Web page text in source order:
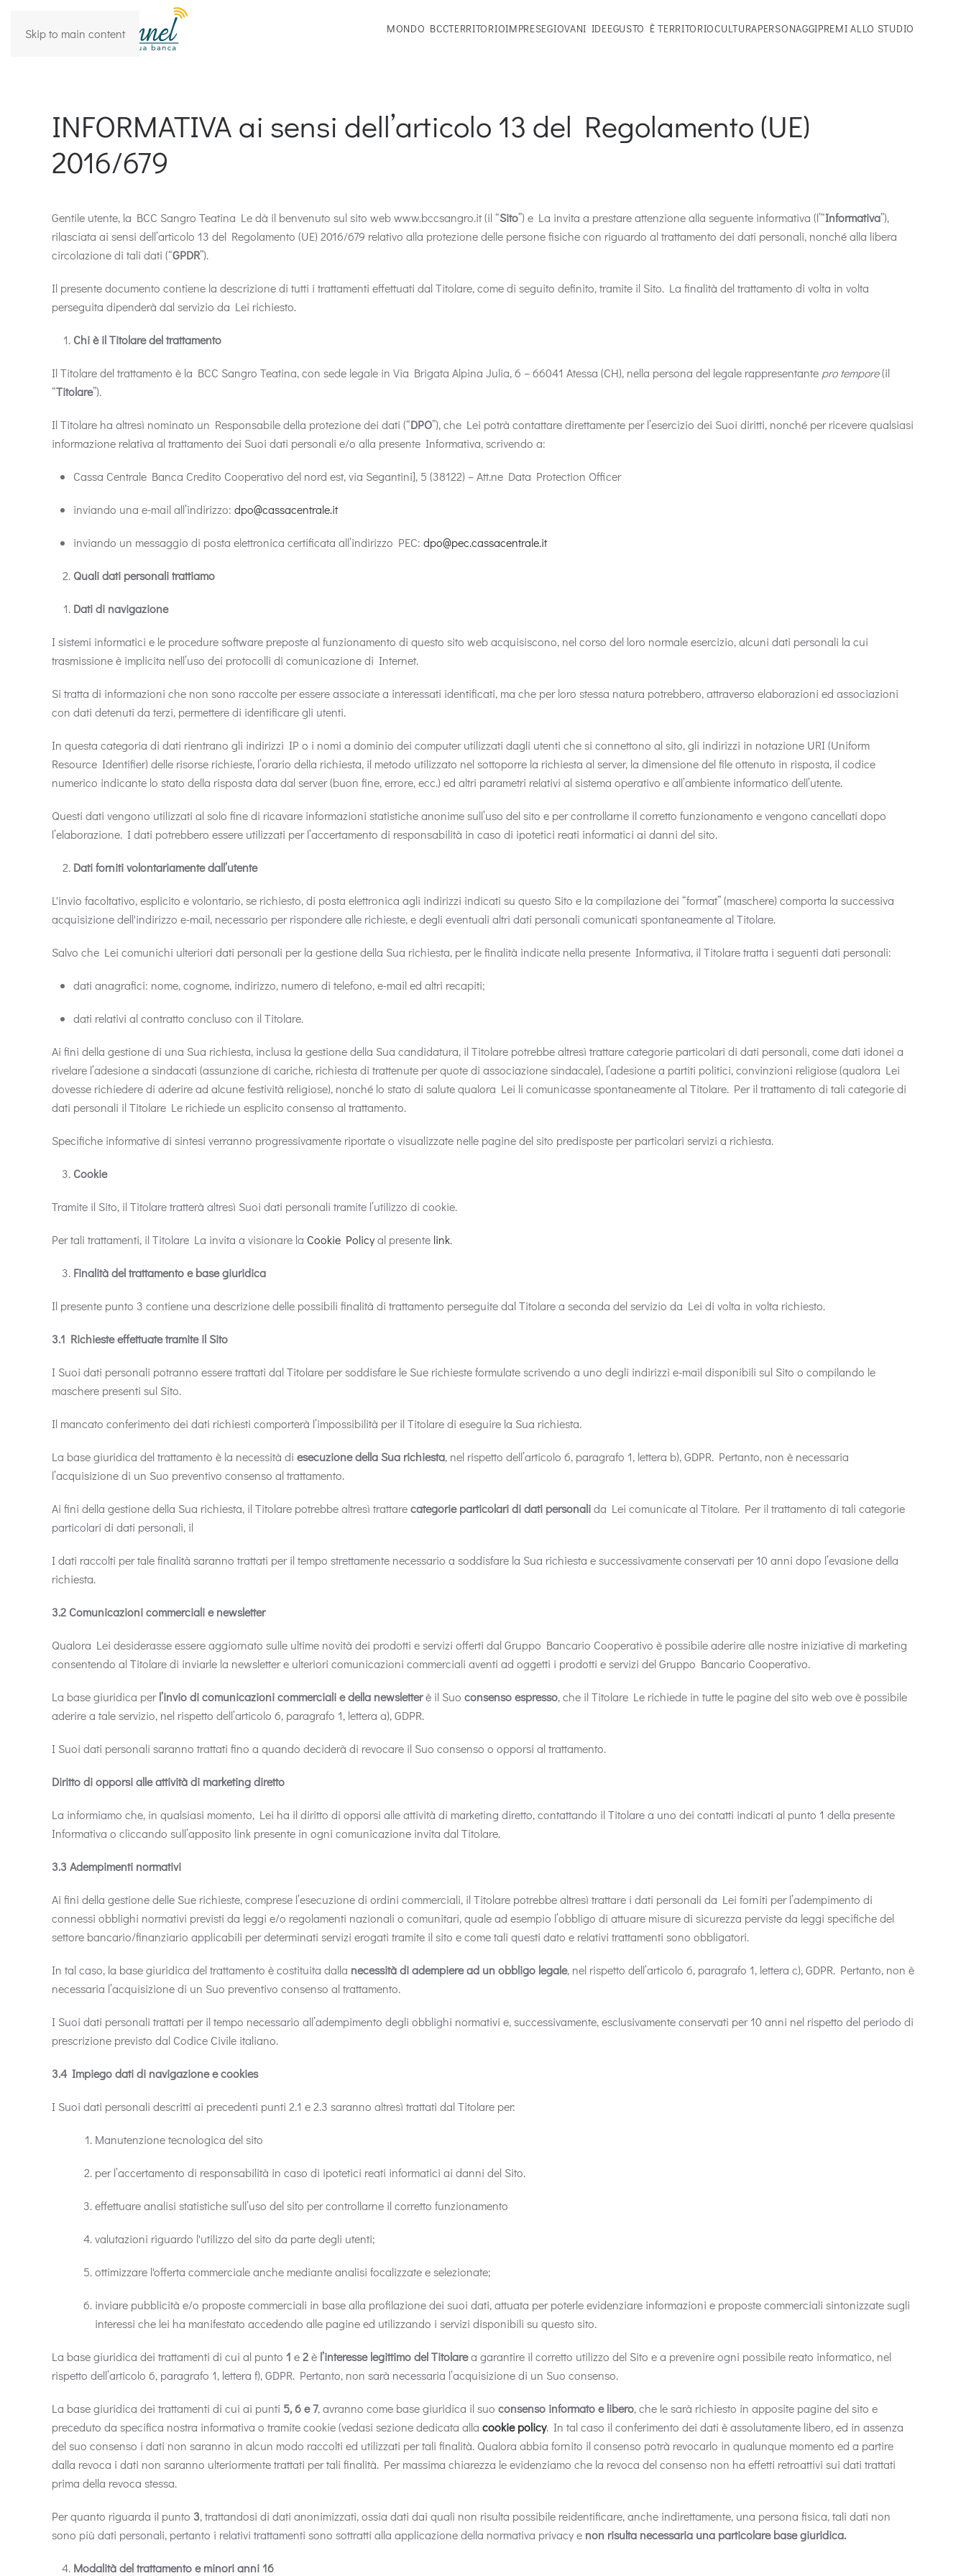
Skip to main content MONDO BCCTERRITORIOIMPRESEGIOVANI IDEEGUSTO È TERRITORIOCULTURAPERSONAGGIPREMI ALLO STUDIO
INFORMATIVA ai sensi dell’articolo 13 del Regolamento (UE)
2016/679
Gentile utente, la BCC Sangro Teatina Le dà il benvenuto sul sito web www.bccsangro.it (il “Sito”) e La invita a prestare attenzione alla seguente informativa (l’“Informativa”),
rilasciata ai sensi dell’articolo 13 del Regolamento (UE) 2016/679 relativo alla protezione delle persone fisiche con riguardo al trattamento dei dati personali, nonché alla libera
circolazione di tali dati (“GPDR”).
Il presente documento contiene la descrizione di tutti i trattamenti effettuati dal Titolare, come di seguito definito, tramite il Sito. La finalità del trattamento di volta in volta
perseguita dipenderà dal servizio da Lei richiesto.
Chi è il Titolare del trattamento
Il Titolare del trattamento è la BCC Sangro Teatina, con sede legale in Via Brigata Alpina Julia, 6 – 66041 Atessa (CH), nella persona del legale rappresentante pro tempore(il
“Titolare”).
Il Titolare ha altresì nominato un Responsabile della protezione dei dati (“DPO”), che Lei potrà contattare direttamente per l’esercizio dei Suoi diritti, nonché per ricevere qualsiasi
informazione relativa al trattamento dei Suoi dati personali e/o alla presente Informativa, scrivendo a:
Cassa Centrale Banca Credito Cooperativo del nord est, via Segantini], 5 (38122) – Att.ne Data Protection Officer
inviando una e-mail all’indirizzo: dpo@cassacentrale.it
inviando un messaggio di posta elettronica certificata all’indirizzo PEC: dpo@pec.cassacentrale.it
Quali dati personali trattiamo
Dati di navigazione
I sistemi informatici e le procedure software preposte al funzionamento di questo sito web acquisiscono, nel corso del loro normale esercizio, alcuni dati personali la cui
trasmissione è implicita nell’uso dei protocolli di comunicazione di Internet.
Si tratta di informazioni che non sono raccolte per essere associate a interessati identificati, ma che per loro stessa natura potrebbero, attraverso elaborazioni ed associazioni
con dati detenuti da terzi, permettere di identificare gli utenti.
In questa categoria di dati rientrano gli indirizzi IP o i nomi a dominio dei computer utilizzati dagli utenti che si connettono al sito, gli indirizzi in notazione URI (Uniform
Resource Identifier) delle risorse richieste, l’orario della richiesta, il metodo utilizzato nel sottoporre la richiesta al server, la dimensione del file ottenuto in risposta, il codice
numerico indicante lo stato della risposta data dal server (buon fine, errore, ecc.) ed altri parametri relativi al sistema operativo e all’ambiente informatico dell’utente.
Questi dati vengono utilizzati al solo fine di ricavare informazioni statistiche anonime sull’uso del sito e per controllarne il corretto funzionamento e vengono cancellati dopo
l’elaborazione. I dati potrebbero essere utilizzati per l’accertamento di responsabilità in caso di ipotetici reati informatici ai danni del sito.
Dati forniti volontariamente dall’utente
L'invio facoltativo, esplicito e volontario, se richiesto, di posta elettronica agli indirizzi indicati su questo Sito e la compilazione dei “format” (maschere) comporta la successiva
acquisizione dell'indirizzo e-mail, necessario per rispondere alle richieste, e degli eventuali altri dati personali comunicati spontaneamente al Titolare.
Salvo che Lei comunichi ulteriori dati personali per la gestione della Sua richiesta, per le finalità indicate nella presente Informativa, il Titolare tratta i seguenti dati personali:
dati anagrafici: nome, cognome, indirizzo, numero di telefono, e-mail ed altri recapiti;
dati relativi al contratto concluso con il Titolare.
Ai fini della gestione di una Sua richiesta, inclusa la gestione della Sua candidatura, il Titolare potrebbe altresì trattare categorie particolari di dati personali, come dati idonei a
rivelare l’adesione a sindacati (assunzione di cariche, richiesta di trattenute per quote di associazione sindacale), l’adesione a partiti politici, convinzioni religiose (qualora Lei
dovesse richiedere di aderire ad alcune festività religiose), nonché lo stato di salute qualora Lei li comunicasse spontaneamente al Titolare. Per il trattamento di tali categorie di
dati personali il Titolare Le richiede un esplicito consenso al trattamento.
Specifiche informative di sintesi verranno progressivamente riportate o visualizzate nelle pagine del sito predisposte per particolari servizi a richiesta.
Cookie
Tramite il Sito, il Titolare tratterà altresì Suoi dati personali tramite l’utilizzo di cookie.
Per tali trattamenti, il Titolare La invita a visionare la Cookie Policyal presente link.
Finalità del trattamento e base giuridica
Il presente punto 3 contiene una descrizione delle possibili finalità di trattamento perseguite dal Titolare a seconda del servizio da Lei di volta in volta richiesto.
3.1 Richieste effettuate tramite il Sito
I Suoi dati personali potranno essere trattati dal Titolare per soddisfare le Sue richieste formulate scrivendo a uno degli indirizzi e-mail disponibili sul Sito o compilando le
maschere presenti sul Sito.
Il mancato conferimento dei dati richiesti comporterà l’impossibilità per il Titolare di eseguire la Sua richiesta.
La base giuridica del trattamento è la necessità di esecuzione della Sua richiesta, nel rispetto dell’articolo 6, paragrafo 1, lettera b), GDPR. Pertanto, non è necessaria
l’acquisizione di un Suo preventivo consenso al trattamento.
Ai fini della gestione della Sua richiesta, il Titolare potrebbe altresì trattarecategorie particolari di dati personalida Lei comunicate al Titolare. Per il trattamento di tali categorie
particolari di dati personali, il
I dati raccolti per tale finalità saranno trattati per il tempo strettamente necessario a soddisfare la Sua richiesta e successivamente conservati per 10 anni dopo l’evasione della
richiesta.
3.2 Comunicazioni commerciali e newsletter
Qualora Lei desiderasse essere aggiornato sulle ultime novità dei prodotti e servizi offerti dal Gruppo Bancario Cooperativo è possibile aderire alle nostre iniziative di marketing
consentendo al Titolare di inviarle la newsletter e ulteriori comunicazioni commerciali aventi ad oggetti i prodotti e servizi del Gruppo Bancario Cooperativo.
La base giuridica perl’invio di comunicazioni commerciali e della newsletterè il Suo consenso espresso, che il Titolare Le richiede in tutte le pagine del sito web ove è possibile
aderire a tale servizio, nel rispetto dell’articolo 6, paragrafo 1, lettera a), GDPR.
I Suoi dati personali saranno trattati fino a quando deciderà di revocare il Suo consenso o opporsi al trattamento.
Diritto di opporsi alle attività di marketing diretto
La informiamo che, in qualsiasi momento, Lei ha il diritto di opporsi alle attività di marketing diretto, contattando il Titolare a uno dei contatti indicati al punto 1 della presente
Informativa o cliccando sull’apposito link presente in ogni comunicazione invita dal Titolare.
3.3 Adempimenti normativi
Ai fini della gestione delle Sue richieste, comprese l’esecuzione di ordini commerciali, il Titolare potrebbe altresì trattare i dati personali da Lei forniti per l’adempimento di
connessi obblighi normativi previsti da leggi e/o regolamenti nazionali o comunitari, quale ad esempio l’obbligo di attuare misure di sicurezza perviste da leggi specifiche del
settore bancario/finanziario applicabili per determinati servizi erogati tramite il sito e come tali questi dato e relativi trattamenti sono obbligatori.
In tal caso, la base giuridica del trattamento è costituita dalla necessità di adempiere ad un obbligo legale, nel rispetto dell’articolo 6, paragrafo 1, lettera c), GDPR. Pertanto, non è
necessaria l’acquisizione di un Suo preventivo consenso al trattamento.
I Suoi dati personali trattati per il tempo necessario all’adempimento degli obblighi normativi e, successivamente, esclusivamente conservati per 10 anni nel rispetto del periodo di
prescrizione previsto dal Codice Civile italiano.
3.4 Impiego dati di navigazione e cookies
I Suoi dati personali descritti ai precedenti punti 2.1 e 2.3 saranno altresì trattati dal Titolare per:
Manutenzione tecnologica del sito
per l’accertamento di responsabilità in caso di ipotetici reati informatici ai danni del Sito.
effettuare analisi statistiche sull’uso del sito per controllarne il corretto funzionamento
valutazioni riguardo l'utilizzo del sito da parte degli utenti;
ottimizzare l'offerta commerciale anche mediante analisi focalizzate e selezionate;
inviare pubblicità e/o proposte commerciali in base alla profilazione dei suoi dati, attuata per poterle evidenziare informazioni e proposte commerciali sintonizzate sugli
interessi che lei ha manifestato accedendo alle pagine ed utilizzando i servizi disponibili su questo sito.
La base giuridica dei trattamenti di cui al punto 1 e2è l’interesse legittimo del Titolarea garantire il corretto utilizzo del Sito e a prevenire ogni possibile reato informatico, nel
rispetto dell’articolo 6, paragrafo 1, lettera f), GDPR. Pertanto, non sarà necessaria l’acquisizione di un Suo consenso.
La base giuridica dei trattamenti di cui ai punti 5, 6 e 7, avranno come base giuridica il suo consenso informato e libero, che le sarà richiesto in apposite pagine del sito e
preceduto da specifica nostra informativa o tramite cookie (vedasi sezione dedicata alla cookie policy. In tal caso il conferimento dei dati è assolutamente libero, ed in assenza
del suo consenso i dati non saranno in alcun modo raccolti ed utilizzati per tali finalità. Qualora abbia fornito il consenso potrà revocarlo in qualunque momento ed a partire
dalla revoca i dati non saranno ulteriormente trattati per tali finalità. Per massima chiarezza le evidenziamo che la revoca del consenso non ha effetti retroattivi sui dati trattati
prima della revoca stessa.
Per quanto riguarda il punto 3, trattandosi di dati anonimizzati, ossia dati dai quali non risulta possibile reidentificare, anche indirettamente, una persona fisica, tali dati non
sono più dati personali, pertanto i relativi trattamenti sono sottratti alla applicazione della normativa privacy e non risulta necessaria una particolare base giuridica.
Modalità del trattamento e minori anni 16